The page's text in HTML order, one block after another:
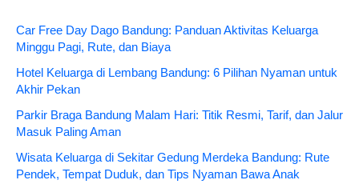
Car Free Day Dago Bandung: Panduan Aktivitas Keluarga
Minggu Pagi, Rute, dan Biaya
Hotel Keluarga di Lembang Bandung: 6 Pilihan Nyaman untuk
Akhir Pekan
Parkir Braga Bandung Malam Hari: Titik Resmi, Tarif, dan Jalur
Masuk Paling Aman
Wisata Keluarga di Sekitar Gedung Merdeka Bandung: Rute
Pendek, Tempat Duduk, dan Tips Nyaman Bawa Anak